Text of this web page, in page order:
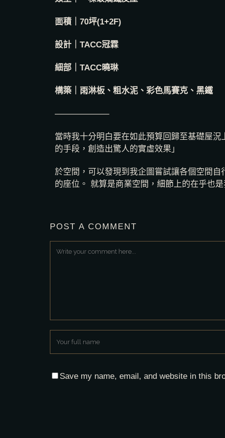
面積｜70坪(1+2F)
設計｜TACC冠霖
細部｜TACC曉琳
構築｜雨淋板、粗水泥、彩色馬賽克、黑鐵
——————–
當時我十分明白要在如此預算回歸至基礎屋
的手段，創造出驚人的實虛效果」
於空間，可以發現到我企圖嘗試讓各個空間
的座位。 就算是商業空間，細節上的在乎也
POST A COMMENT
Save my name, email, and website in this